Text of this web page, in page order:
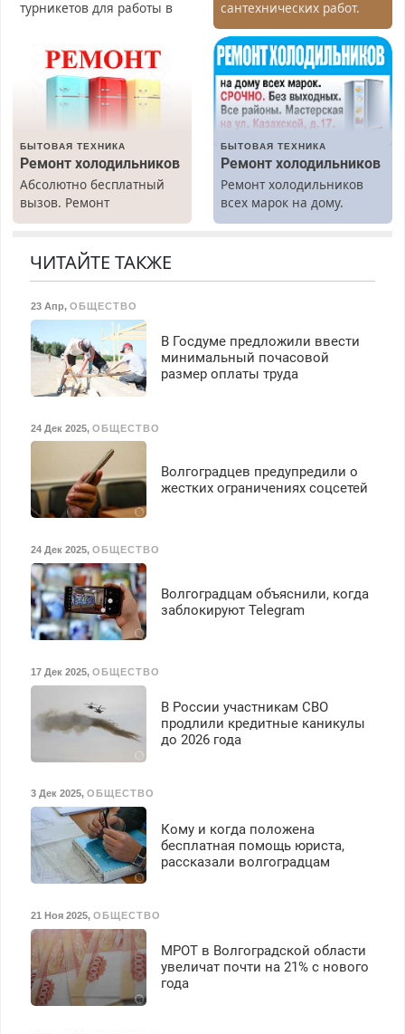
турникетов для работы в
Прием по ТК РФ. График
работы любой.
Бесплатное проживание.
З/п – до 96000 рублей до
Ежемесячно
выплачивается денежная
премия. Возможно
бесплатное обучение,
получение документов,
транспортной
безопасности с з/п до
сантехнических работ.
Быстро. Качественно.
Недорого.
БЫТОВАЯ ТЕХНИКА
Ремонт холодильников
Абсолютно бесплатный
вызов. Ремонт
холодильников всех
гарантией. Все р-ны.
40%. Мастер со стажем.
БЫТОВАЯ ТЕХНИКА
Ремонт холодильников
Ремонт холодильников
всех марок на дому.
ЧИТАЙТЕ ТАКЖЕ
23 Апр, ОБЩЕСТВО
В Госдуме предложили ввести
минимальный почасовой
размер оплаты труда
24 Дек 2025, ОБЩЕСТВО
Волгоградцев предупредили о
жестких ограничениях соцсетей
24 Дек 2025, ОБЩЕСТВО
Волгоградцам объяснили, когда
заблокируют Telegram
17 Дек 2025, ОБЩЕСТВО
В России участникам СВО
продлили кредитные каникулы
до 2026 года
3 Дек 2025, ОБЩЕСТВО
Кому и когда положена
бесплатная помощь юриста,
рассказали волгоградцам
21 Ноя 2025, ОБЩЕСТВО
МРОТ в Волгоградской области
увеличат почти на 21% с нового
года